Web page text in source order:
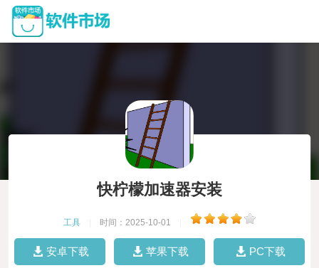
快柠檬加速器安装
工具 时间：2025-10-01
安卓下载 苹果下载 PC下载